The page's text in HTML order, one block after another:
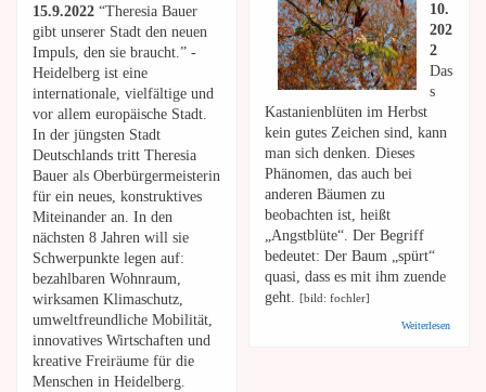
15.9.2022 “Theresia Bauer
gibt unserer Stadt den neuen
Impuls, den sie braucht.” -
Heidelberg ist eine
internationale, vielfältige und
vor allem europäische Stadt.
In der jüngsten Stadt
Deutschlands tritt Theresia
Bauer als Oberbürgermeisterin
für ein neues, konstruktives
Miteinander an. In den
nächsten 8 Jahren will sie
Schwerpunkte legen auf:
bezahlbaren Wohnraum,
wirksamen Klimaschutz,
umweltfreundliche Mobilität,
innovatives Wirtschaften und
kreative Freiräume für die
Menschen in Heidelberg.
10.
202
2
Das
s
Kastanienblüten im Herbst
kein gutes Zeichen sind, kann
man sich denken. Dieses
Phänomen, das auch bei
anderen Bäumen zu
beobachten ist, heißt
„Angstblüte“. Der Begriff
bedeutet: Der Baum „spürt“
quasi, dass es mit ihm zuende
geht. [bild: fochler]
Weiterlesen